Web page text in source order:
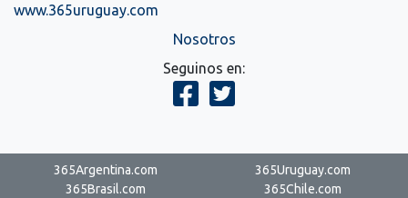
www.365uruguay.com
Nosotros
Seguinos en:
365Argentina.com
365Uruguay.com
365Brasil.com
365Chile.com